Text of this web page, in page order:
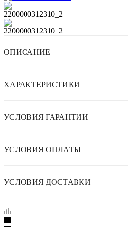
ОПИСАНИЕ
ХАРАКТЕРИСТИКИ
УСЛОВИЯ ГАРАНТИИ
УСЛОВИЯ ОПЛАТЫ
УСЛОВИЯ ДОСТАВКИ